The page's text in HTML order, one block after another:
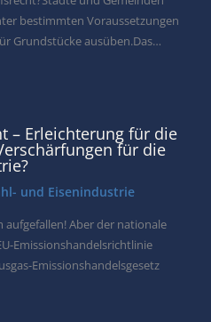
bestimmten Voraussetzungen
Grundstücke ausüben.Das…
– Erleichterung für die
für die
und Eisenindustrie
aufgefallen! Aber der nationale
Emissionshandelsrichtlinie
Emissionshandelsgesetz